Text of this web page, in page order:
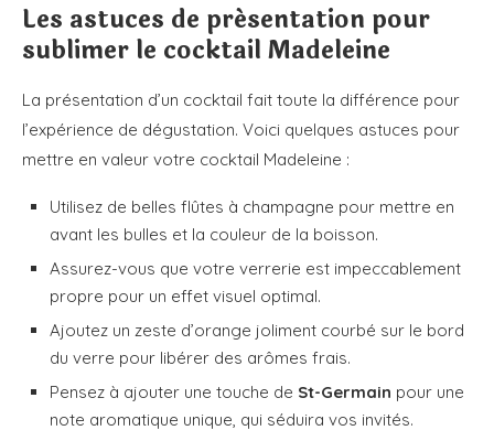
Les astuces de présentation pour
sublimer le cocktail Madeleine
La présentation d’un cocktail fait toute la différence pour
l’expérience de dégustation. Voici quelques astuces pour
mettre en valeur votre cocktail Madeleine :
Utilisez de belles flûtes à champagne pour mettre en
avant les bulles et la couleur de la boisson.
Assurez-vous que votre verrerie est impeccablement
propre pour un effet visuel optimal.
Ajoutez un zeste d’orange joliment courbé sur le bord
du verre pour libérer des arômes frais.
Pensez à ajouter une touche de St-Germain pour une
note aromatique unique, qui séduira vos invités.